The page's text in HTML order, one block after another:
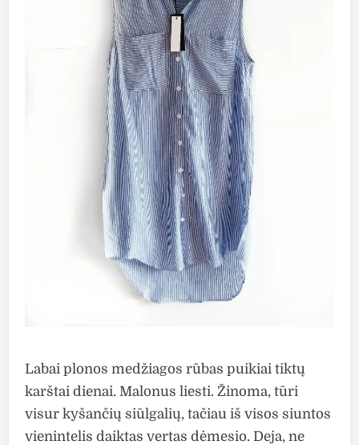
Labai plonos medžiagos rūbas puikiai tiktų
karštai dienai. Malonus liesti. Žinoma, tūri
visur kyšančių siūlgalių, tačiau iš visos siuntos
vienintelis daiktas vertas dėmesio. Deja, ne